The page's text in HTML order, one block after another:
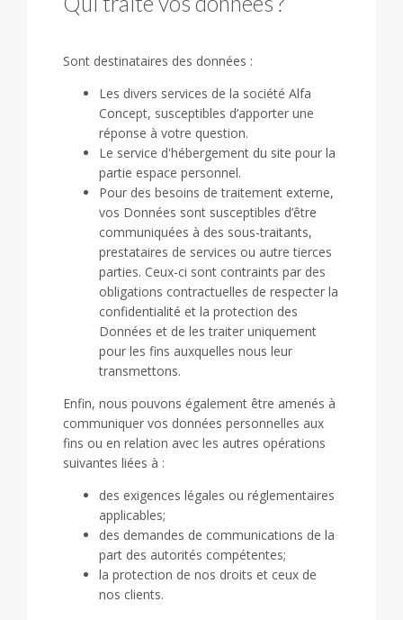
Sont destinataires des données :
Les divers services de la société Alfa
Concept, susceptibles d’apporter une
réponse à votre question.
Le service d'hébergement du site pour la
partie espace personnel.
Pour des besoins de traitement externe,
vos Données sont susceptibles d’être
communiquées à des sous-traitants,
prestataires de services ou autre tierces
parties. Ceux-ci sont contraints par des
obligations contractuelles de respecter la
confidentialité et la protection des
Données et de les traiter uniquement
pour les fins auxquelles nous leur
transmettons.
Enfin, nous pouvons également être amenés à
communiquer vos données personnelles aux
fins ou en relation avec les autres opérations
suivantes liées à :
des exigences légales ou réglementaires
applicables;
des demandes de communications de la
part des autorités compétentes;
la protection de nos droits et ceux de
nos clients.